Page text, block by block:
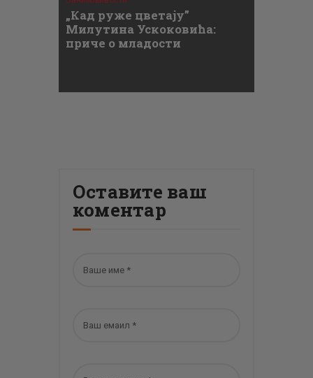
„Кад руже цветају”
Милутина Ускоковића:
приче о младости
Оставите ваш
коментар